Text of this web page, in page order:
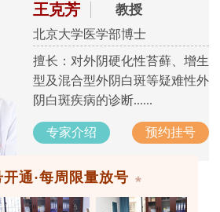
王克芳 教授
北京大学医学部博士
擅长：对外阴硬化性苔藓、增生
型及混合型外阴白斑等疑难性外
阴白斑疾病的诊断......
专家介绍 预约挂号
通·每周限量放号